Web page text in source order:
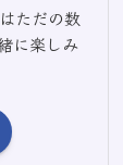
ただの数
に楽しみ